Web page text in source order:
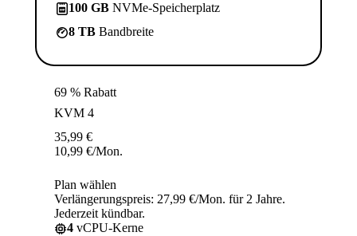
100 GB NVMe-Speicherplatz
8 TB Bandbreite
69 % Rabatt
KVM 4
35,99 €
10,99 €/Mon.
Plan wählen
Verlängerungspreis: 27,99 €/Mon. für 2 Jahre.
Jederzeit kündbar.
4 vCPU-Kerne